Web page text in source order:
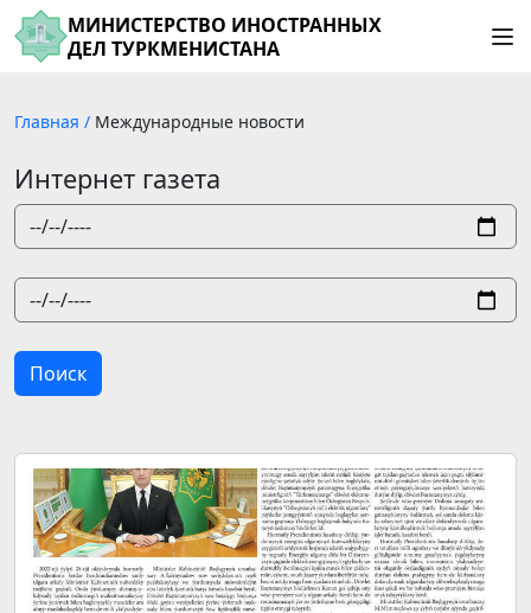
МИНИСТЕРСТВО ИНОСТРАННЫХ
ДЕЛ ТУРКМЕНИСТАНА
Главная / Международные новости
Интернет газета
Поиск